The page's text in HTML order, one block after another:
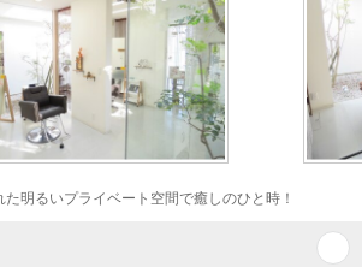
明るいプライベート空間で癒しのひと時！